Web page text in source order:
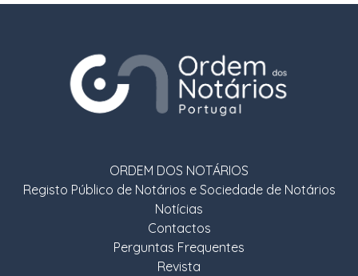
ORDEM DOS NOTÁRIOS
Registo Público de Notários e Sociedade de Notários
Notícias
Contactos
Perguntas Frequentes
Revista